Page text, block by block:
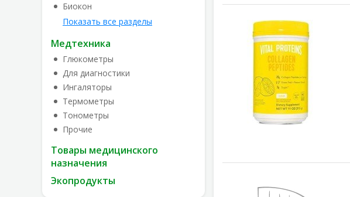
Биокон
Показать все разделы
Медтехника
Глюкометры
Для диагностики
Ингаляторы
Термометры
Тонометры
Прочие
Товары медицинского
назначения
Экопродукты